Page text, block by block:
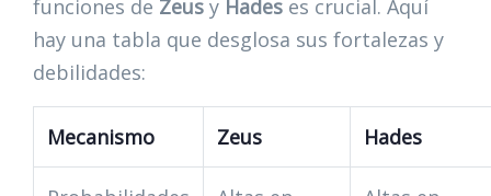
funciones de Zeus y Hades es crucial. Aquí
hay una tabla que desglosa sus fortalezas y
debilidades:
Mecanismo Zeus Hades